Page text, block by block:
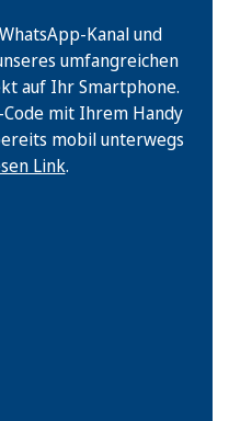
Kanal und
umfangreichen
auf Ihr Smartphone.
Code mit Ihrem Handy
mobil unterwegs
Link.